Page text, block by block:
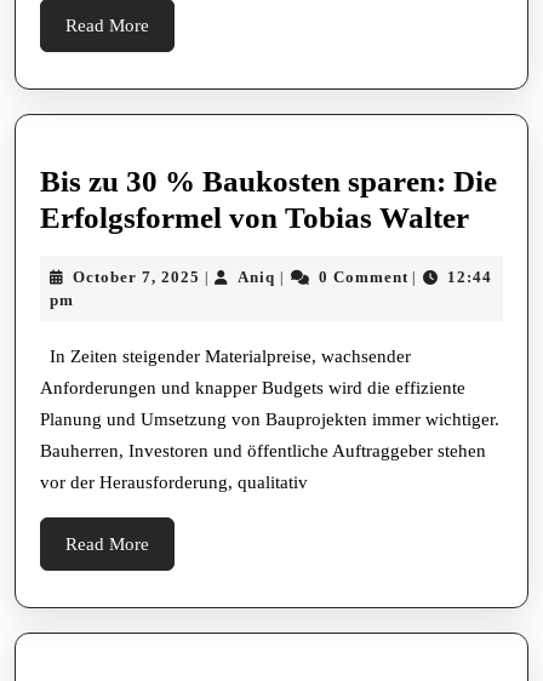
Read More
More
Bis zu 30 % Baukosten sparen: Die
Erfolgsformel von Tobias WalterBis
30
Die
October 7, 2025 October
| Aniq Aniq
| 0 Comment |
12:44
pm
In Zeiten steigender Materialpreise, wachsender
Anforderungen und knapper Budgets wird die effiziente
Planung und Umsetzung von Bauprojekten immer wichtiger.
Bauherren, Investoren und öffentliche Auftraggeber stehen
vor der Herausforderung, qualitativ
Read More
More